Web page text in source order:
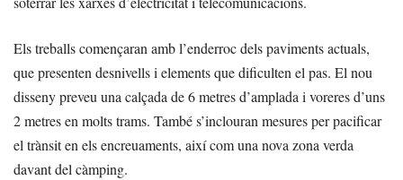
Els treballs començaran amb l’enderroc dels paviments actuals,
que presenten desnivells i elements que dificulten el pas. El nou
disseny preveu una calçada de 6 metres d’amplada i voreres d’uns
2 metres en molts trams. També s’inclouran mesures per pacificar
el trànsit en els encreuaments, així com una nova zona verda
davant del càmping.